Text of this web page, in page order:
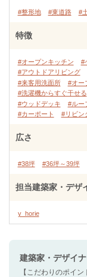
#整形地 #東道路 #
特徴
#オープンキッチン #
#アウトドアリビング
#来客用洗面所
#オー
#洗濯機からすぐ干せる
#ウッドデッキ
#ルー
#カーポート
#リビン
広さ
#38坪 #36坪～39坪
担当建築家・デザ
y_horie
建築家・デザイ
【こだわりのポイン